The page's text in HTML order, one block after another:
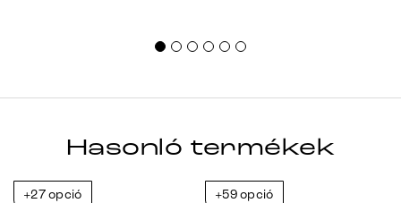
Hasonló termékek
+27 opció +59 opció